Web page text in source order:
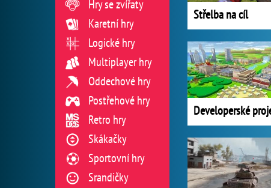
Střelba na cíl
Hry se zvířaty
Karetní hry
Logické hry
Multiplayer hry
Oddechové hry
Postřehové hry
Retro hry
Skákačky
Sportovní hry
Srandičky